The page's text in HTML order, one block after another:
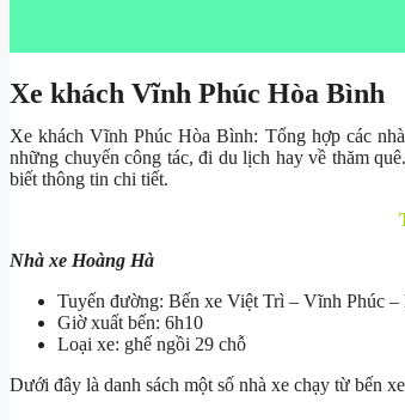
Xe khách Vĩnh Phúc Hòa Bình
Xe khách Vĩnh Phúc Hòa Bình: Tổng hợp các
những chuyến công tác, đi du lịch hay về thăm
biết thông tin chi tiết.
Nhà xe Hoàng Hà
Tuyến đường: Bến xe Việt Trì – Vĩnh Phúc
Giờ xuất bến: 6h10
Loại xe: ghế ngồi 29 chỗ
Dưới đây là danh sách một số nhà xe chạy từ bến